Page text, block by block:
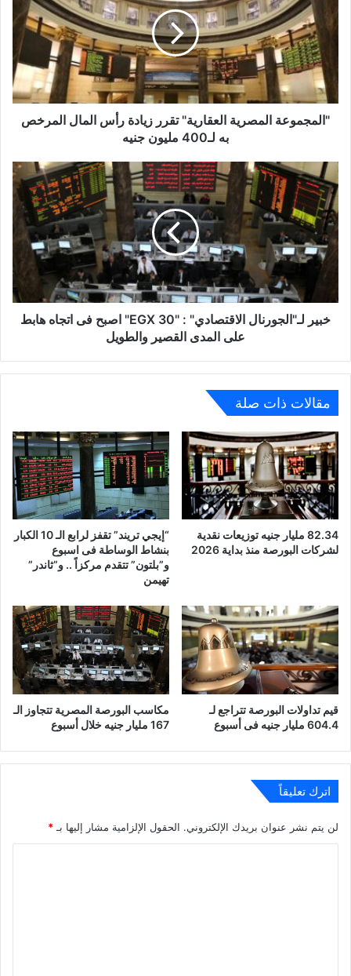
تقرر
رأس
المال
المرخص
به
لـ400
"المجموعة المصرية العقارية" تقرر زيادة رأس المال المرخص
به لـ400 مليون جنيه
خبير
لـ"الجورنال
الاقتصادي"
:
"EGX
30"
اصبح
اتجاه
هابط
خبير لـ"الجورنال الاقتصادي" : "EGX 30" اصبح فى اتجاه هابط
على المدى القصير والطويل
مقالات ذات صلة
82.34 مليار جنيه توزيعات نقدية
لشركات البورصة منذ بداية 2026
“إيجي تريند” تقفز لرابع الـ 10 الكبار
بنشاط الوساطة فى اسبوع
و”بلتون” تتقدم مركزاً .. و”ثاندر”
تهيمن
قيم تداولات البورصة تتراجع لـ
604.4 مليار جنيه فى أسبوع
مكاسب البورصة المصرية تتجاوز الـ
167 مليار جنيه خلال أسبوع
اترك تعليقاً
لن يتم نشر عنوان بريدك الإلكتروني. الحقول الإلزامية مشار إليها بـ*